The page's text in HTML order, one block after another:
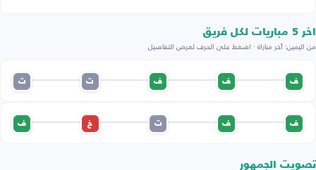
اخر 5 مباريات لكل فريق
من اليمين: آخر مباراة · اضغط على الحرف لعرض التفاصيل
ف ف ف ت ت
ف ف ت خ ف
تصويت الجمهور